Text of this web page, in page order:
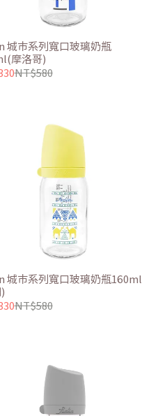
城市系列寬口玻璃奶瓶
摩洛哥)
NT$580
城市系列寬口玻璃奶瓶160ml
NT$580